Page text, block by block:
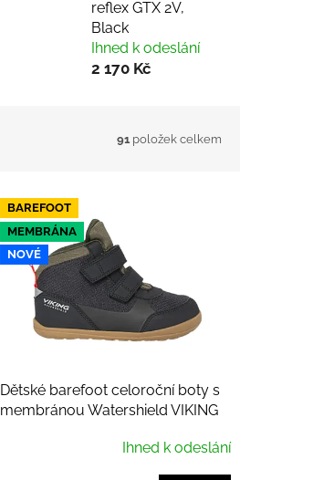
reflex GTX 2V,
Black
Ihned k odeslání
2 170 Kč
91 položek celkem
BAREFOOT
MEMBRÁNA
NOVÉ
Dětské barefoot celoroční boty s
membránou Watershield VIKING
Ihned k odeslání